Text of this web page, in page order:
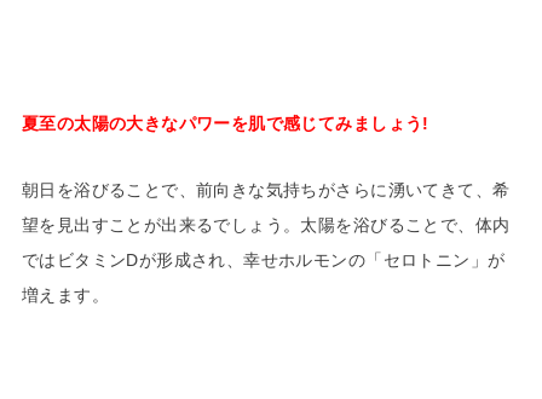
夏至の太陽の大きなパワーを肌で感じてみましょう!
朝日を浴びることで、前向きな気持ちがさらに湧いてきて、希
望を見出すことが出来るでしょう。太陽を浴びることで、体内
ではビタミンDが形成され、幸せホルモンの「セロトニン」が
増えます。